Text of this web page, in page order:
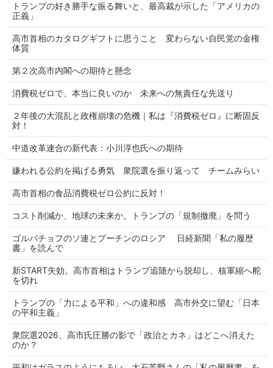
トランプの好き勝手な振る舞いと、最高裁が示した「アメリカの
正義」
高市首相のカタログギフトに思うこと 変わらない自民党の金権
体質
第２次高市内閣への期待と懸念
消費税ゼロで、本当に良いのか 未来への無責任な先送り
２年後の大混乱と政権崩壊の危機｜私は『消費税ゼロ』に断固反
対！
中道改革連合の新代表：小川淳也氏への期待
嫌われる公約を掲げる勇気 衆院選を振り返って チームみらい
高市首相の食品消費税ゼロ公約に反対！
コスト削減か、地球の未来か。トランプの「規制撤廃」を問う
ゴルバチョフのソ連とプーチンのロシア 日経新聞「私の履歴
書」を読んで
新START失効。高市首相はトランプ追随から脱却し、核軍縮へ舵
を切れ
トランプの「力による平和」への違和感 高市外交に望む「日本
の平和主義」
衆院選2026、高市氏圧勝の影で「政治とカネ」はどこへ消えた
のか？